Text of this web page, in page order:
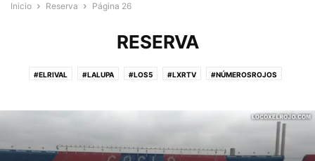
Inicio Reserva Página 26
RESERVA
#ELRIVAL #LALUPA #LOS5 #LXRTV #NÚMEROSROJOS
#VENTADEENTRADAS ACTUALIDAD COPA ARGENTINA
INFERIORES INSTITUCIONALES LA PREVIA RESERVA